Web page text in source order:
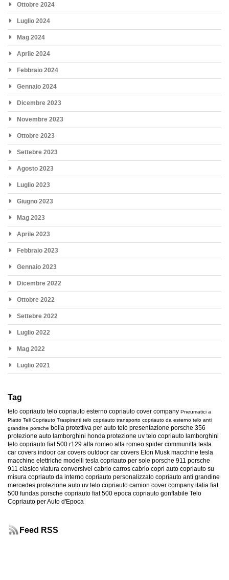
Ottobre 2024
Luglio 2024
Mag 2024
Aprile 2024
Febbraio 2024
Gennaio 2024
Dicembre 2023
Novembre 2023
Ottobre 2023
Settebre 2023
Agosto 2023
Luglio 2023
Giugno 2023
Mag 2023
Aprile 2023
Febbraio 2023
Gennaio 2023
Dicembre 2022
Ottobre 2022
Settebre 2022
Luglio 2022
Mag 2022
Luglio 2021
Tag
telo copriauto telo copriauto esterno copriauto cover company Pneumatici a
Piatto Teli Copriauto Traspiranti telo copriauto transporto copriauto da esterno telo anti
grandine porsche bolla protettiva per auto telo presentazione porsche 356
protezione auto lamborghini honda protezione uv telo copriauto lamborghini
telo copriauto fiat 500 r129 alfa romeo alfa romeo spider communitta tesla
car covers indoor car covers outdoor car covers Elon Musk macchine tesla
macchine elettriche modelli tesla copriauto per sole porsche 911 porsche
911 clásico viatura conversivel cabrio carros cabrio copri auto copriauto su
misura copriauto da interno copriauto personalizzato copriauto anti grandine
mercedes protezione auto uv telo copriauto camion cover company italia fiat
500 fundas porsche copriauto fiat 500 epoca copriauto gonflabile Telo
Copriauto per Auto d'Epoca
Feed RSS